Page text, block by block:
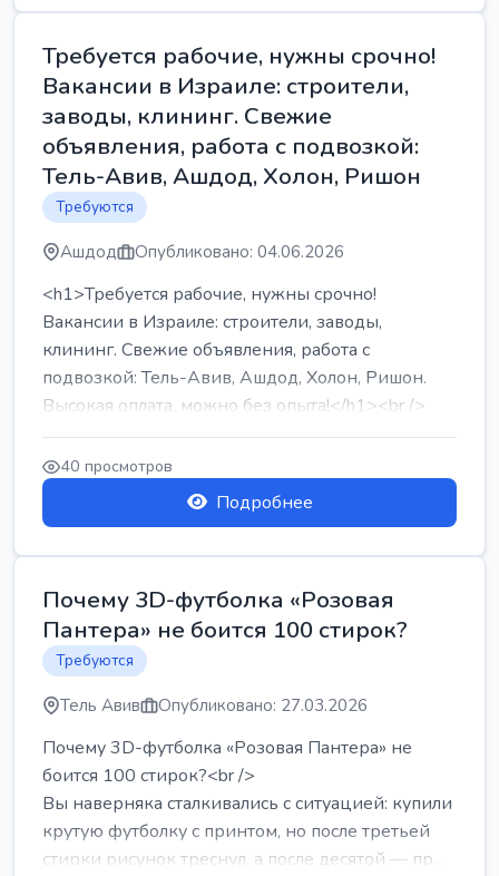
Требуется рабочие, нужны срочно!
Вакансии в Израиле: строители,
заводы, клининг. Свежие
объявления, работа с подвозкой:
Тель-Авив, Ашдод, Холон, Ришон
Требуются
Ашдод Опубликовано: 04.06.2026
<h1>Требуется рабочие, нужны срочно!
Вакансии в Израиле: строители, заводы,
клининг. Свежие объявления, работа с
подвозкой: Тель-Авив, Ашдод, Холон, Ришон.
Высокая оплата, можно без опыта!</h1><br />
...
40 просмотров
Подробнее
Почему 3D-футболка «Розовая
Пантера» не боится 100 стирок?
Требуются
Тель Авив Опубликовано: 27.03.2026
Почему 3D-футболка «Розовая Пантера» не
боится 100 стирок?<br />
Вы наверняка сталкивались с ситуацией: купили
крутую футболку с принтом, но после третьей
стирки рисунок треснул, а после десятой — пр...